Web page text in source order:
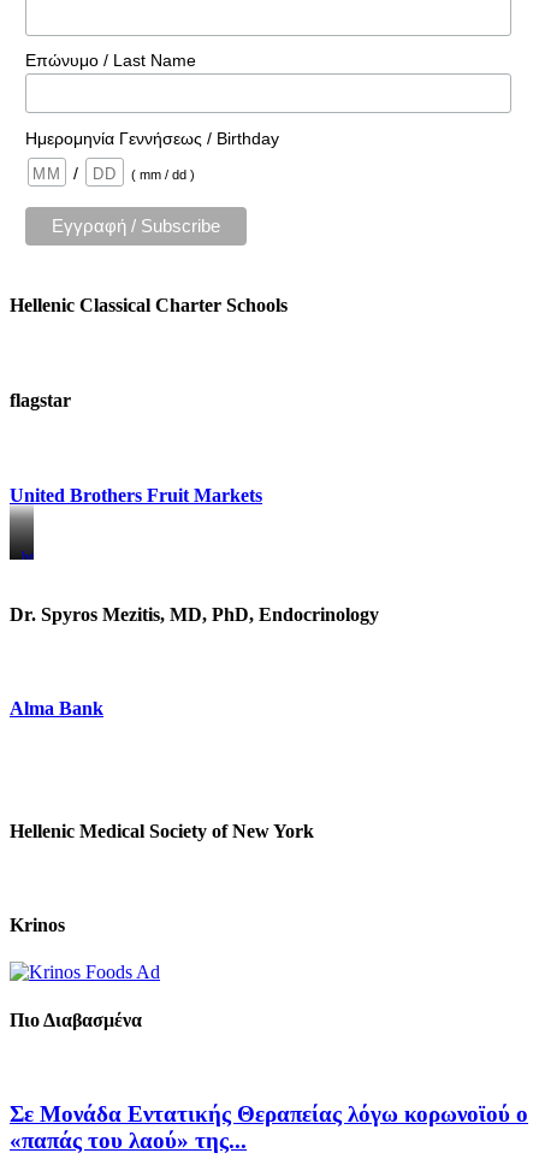
Επώνυμο / Last Name
Ημερομηνία Γεννήσεως / Birthday
/
( mm / dd )
Hellenic Classical Charter Schools
flagstar
United Brothers Fruit Markets
https://www.unitedbrothersfruitmarkets.com/
https://www.unitedbrothersfruitmarkets.com/
Dr. Spyros Mezitis, MD, PhD, Endocrinology
Alma Bank
Hellenic Medical Society of New York
Krinos
Πιο Διαβασμένα
Σε Μονάδα Εντατικής Θεραπείας λόγω κορωνοϊού ο
«παπάς του λαού» της...